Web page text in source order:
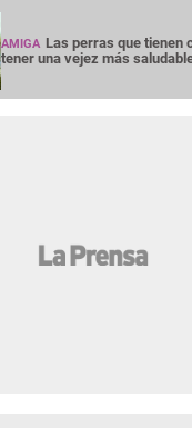
AMIGA Las perras que tienen
tener una vejez más